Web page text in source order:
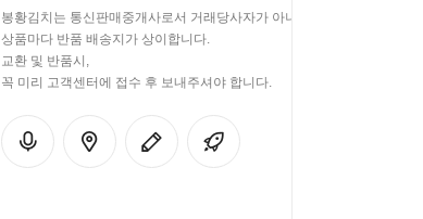
봉황김치는 통신판매중개사로서 거래당사자가 아니기에
상품마다 반품 배송지가 상이합니다.
교환 및 반품시,
꼭 미리 고객센터에 접수 후 보내주셔야 합니다.